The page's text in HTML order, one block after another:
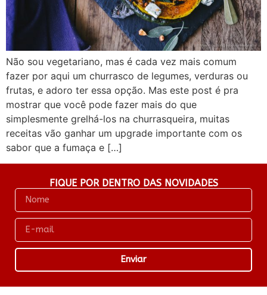
Não sou vegetariano, mas é cada vez mais comum
fazer por aqui um churrasco de legumes, verduras ou
frutas, e adoro ter essa opção. Mas este post é pra
mostrar que você pode fazer mais do que
simplesmente grelhá-los na churrasqueira, muitas
receitas vão ganhar um upgrade importante com os
sabor que a fumaça e […]
FIQUE POR DENTRO DAS NOVIDADES
Enviar